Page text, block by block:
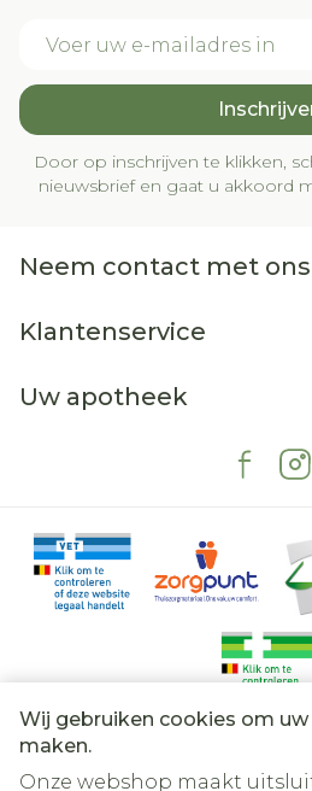
Wij gebruiken cookies om
maken.
Onze webshop maakt
Door op inschrijven te klikken,
nieuwsbrief en gaat u akkoord
Neem contact met
Klantenservice
Uw apotheek
Juridische links